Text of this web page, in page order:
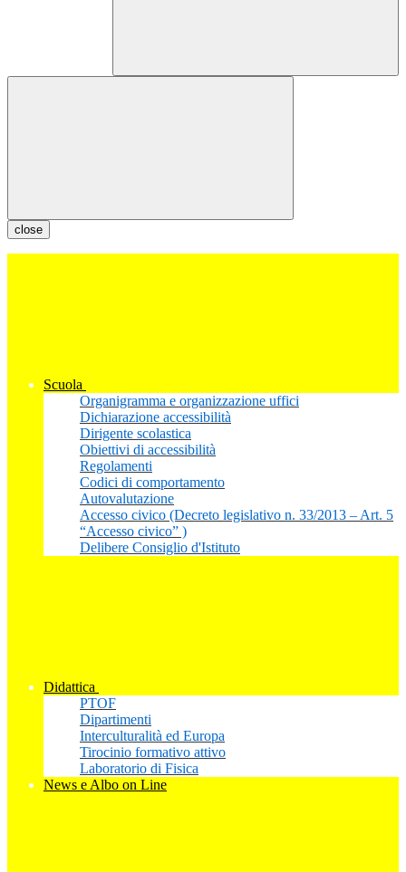
close
Scuola
Organigramma e organizzazione uffici
Dichiarazione accessibilità
Dirigente scolastica
Obiettivi di accessibilità
Regolamenti
Codici di comportamento
Autovalutazione
Accesso civico (Decreto legislativo n. 33/2013 – Art. 5
“Accesso civico” )
Delibere Consiglio d'Istituto
Didattica
PTOF
Dipartimenti
Interculturalità ed Europa
Tirocinio formativo attivo
Laboratorio di Fisica
News e Albo on Line